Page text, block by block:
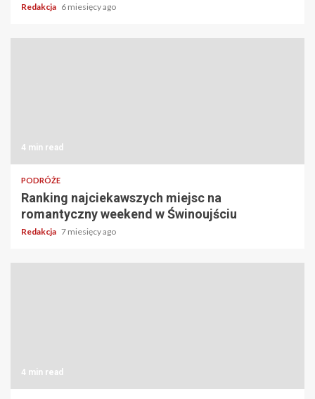
Redakcja 6 miesięcy ago
4 min read
PODRÓŻE
Ranking najciekawszych miejsc na
romantyczny weekend w Świnoujściu
Redakcja 7 miesięcy ago
4 min read